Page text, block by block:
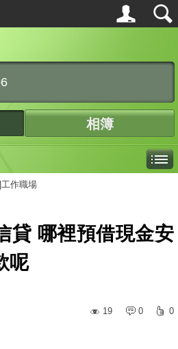
相簿
作職場
貸 哪裡預借現金安
呢
19
0 0